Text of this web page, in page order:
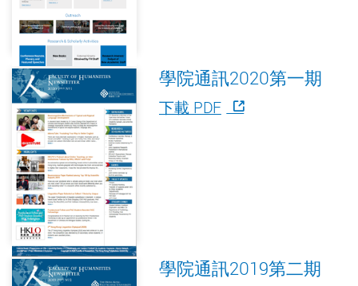
學院通訊2020第一期
下載 PDF
學院通訊2019第二期